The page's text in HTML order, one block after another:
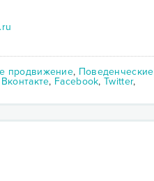
продвижение, Поведенческие
Вконтакте, Facebook,Twitter,